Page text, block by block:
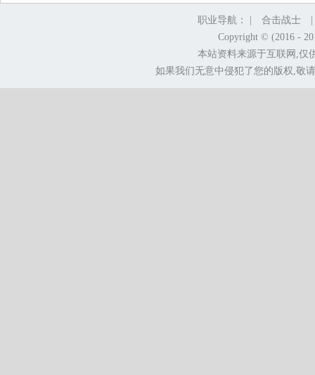
职业导航： | 合击战士
Copyright © (2016 -
本站资料来源于互联网,仅
如果我们无意中侵犯了您的版权,敬